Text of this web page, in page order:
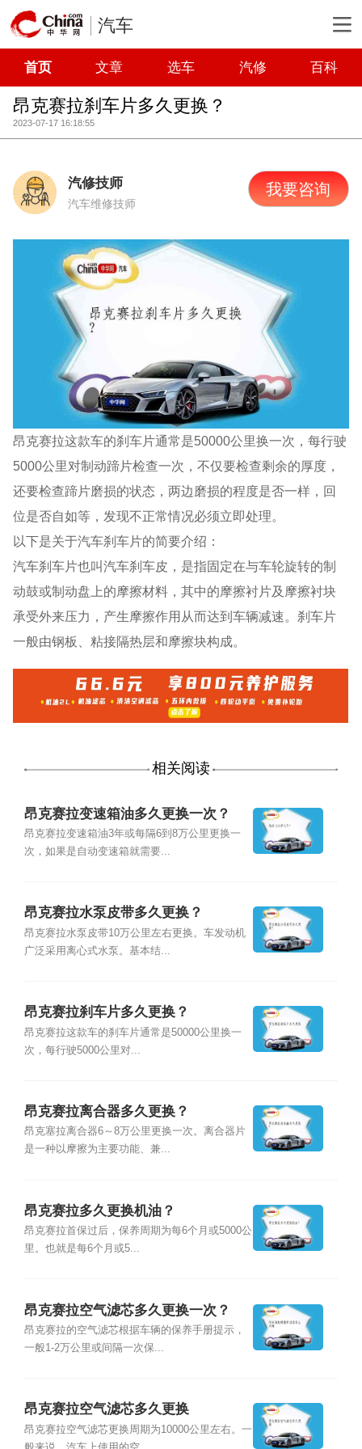
汽车
首页 文章 选车 汽修 百科
昂克赛拉刹车片多久更换？
2023-07-17 16:18:55
汽修技师
汽车维修技师
我要咨询
昂克赛拉这款车的刹车片通常是50000公里换一次，每行驶
5000公里对制动蹄片检查一次，不仅要检查剩余的厚度，
还要检查蹄片磨损的状态，两边磨损的程度是否一样，回
位是否自如等，发现不正常情况必须立即处理。
以下是关于汽车刹车片的简要介绍：
汽车刹车片也叫汽车刹车皮，是指固定在与车轮旋转的制
动鼓或制动盘上的摩擦材料，其中的摩擦衬片及摩擦衬块
承受外来压力，产生摩擦作用从而达到车辆减速。刹车片
一般由钢板、粘接隔热层和摩擦块构成。
相关阅读
昂克赛拉变速箱油多久更换一次？
昂克赛拉变速箱油3年或每隔6到8万公里更换一
次，如果是自动变速箱就需要...
昂克赛拉水泵皮带多久更换？
昂克赛拉水泵皮带10万公里左右更换。车发动机
广泛采用离心式水泵。基本结...
昂克赛拉刹车片多久更换？
昂克赛拉这款车的刹车片通常是50000公里换一
次，每行驶5000公里对...
昂克赛拉离合器多久更换？
昂克塞拉离合器6～8万公里更换一次。离合器片
是一种以摩擦为主要功能、兼...
昂克赛拉多久更换机油？
昂克赛拉首保过后，保养周期为每6个月或5000公
里。也就是每6个月或5...
昂克赛拉空气滤芯多久更换一次？
昂克赛拉的空气滤芯根据车辆的保养手册提示，
一般1-2万公里或间隔一次保...
昂克赛拉空气滤芯多久更换
昂克赛拉空气滤芯更换周期为10000公里左右。一